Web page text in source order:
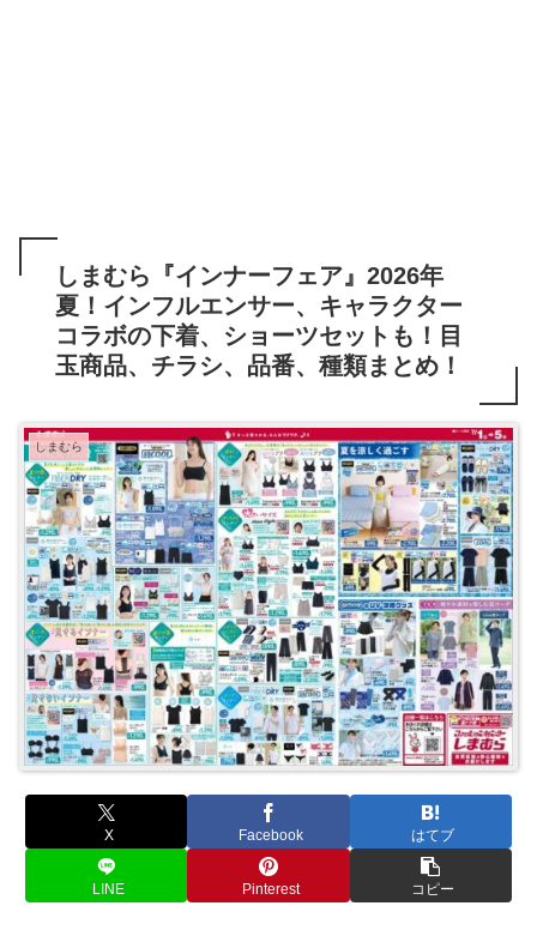
しまむら『インナーフェア』2026年
夏！インフルエンサー、キャラクター
コラボの下着、ショーツセットも！目
玉商品、チラシ、品番、種類まとめ！
しまむら
X Facebook はてブ
LINE Pinterest コピー